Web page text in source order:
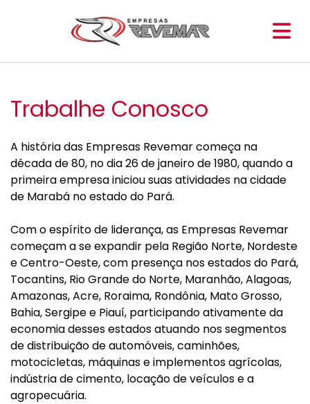
Trabalhe Conosco
A história das Empresas Revemar começa na
década de 80, no dia 26 de janeiro de 1980, quando a
primeira empresa iniciou suas atividades na cidade
de Marabá no estado do Pará.
Com o espírito de liderança, as Empresas Revemar
começam a se expandir pela Região Norte, Nordeste
e Centro-Oeste, com presença nos estados do Pará,
Tocantins, Rio Grande do Norte, Maranhão, Alagoas,
Amazonas, Acre, Roraima, Rondônia, Mato Grosso,
Bahia, Sergipe e Piauí, participando ativamente da
economia desses estados atuando nos segmentos
de distribuição de automóveis, caminhões,
motocicletas, máquinas e implementos agrícolas,
indústria de cimento, locação de veículos e a
agropecuária.